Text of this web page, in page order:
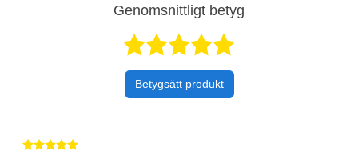
Genomsnittligt betyg
Betygsatt 5 av
Betygsätt produkt
Betygsatt 5 av 5 stjärnor